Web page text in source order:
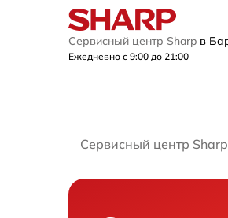
Сервисный центр Sharp в
Ежедневно с 9:00 до 21:00
Сервисный центр Sharp